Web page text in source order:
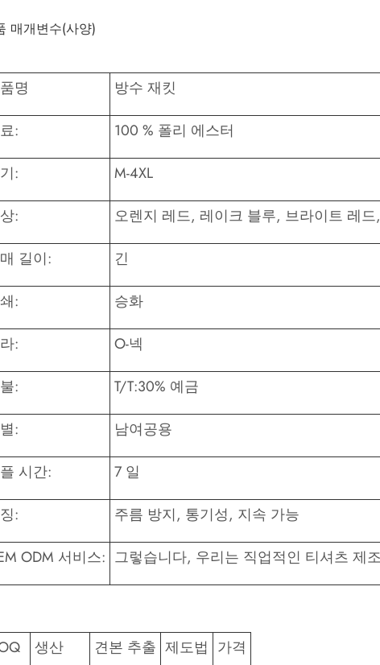
매개변수(사양)
명 방수 재킷
: 100 % 폴리 에스터
: M-4XL
: 오렌지 레드, 레이크 블루, 브라이트 레
길이: 긴
: 승화
: O-넥
: T/T:30% 예금
: 남여공용
시간: 7 일
: 주름 방지, 통기성, 지속 가능
ODM 서비스: 그렇습니다, 우리는 직업적인 티셔츠 제
생산 견본 추출 제도법 가격